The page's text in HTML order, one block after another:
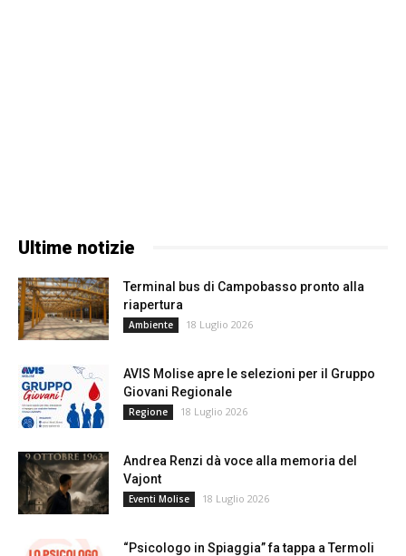
Ultime notizie
Terminal bus di Campobasso pronto alla
riapertura
Ambiente 18 Luglio 2026
AVIS Molise apre le selezioni per il Gruppo
Giovani Regionale
Regione 18 Luglio 2026
Andrea Renzi dà voce alla memoria del
Vajont
Eventi Molise 18 Luglio 2026
“Psicologo in Spiaggia” fa tappa a Termoli